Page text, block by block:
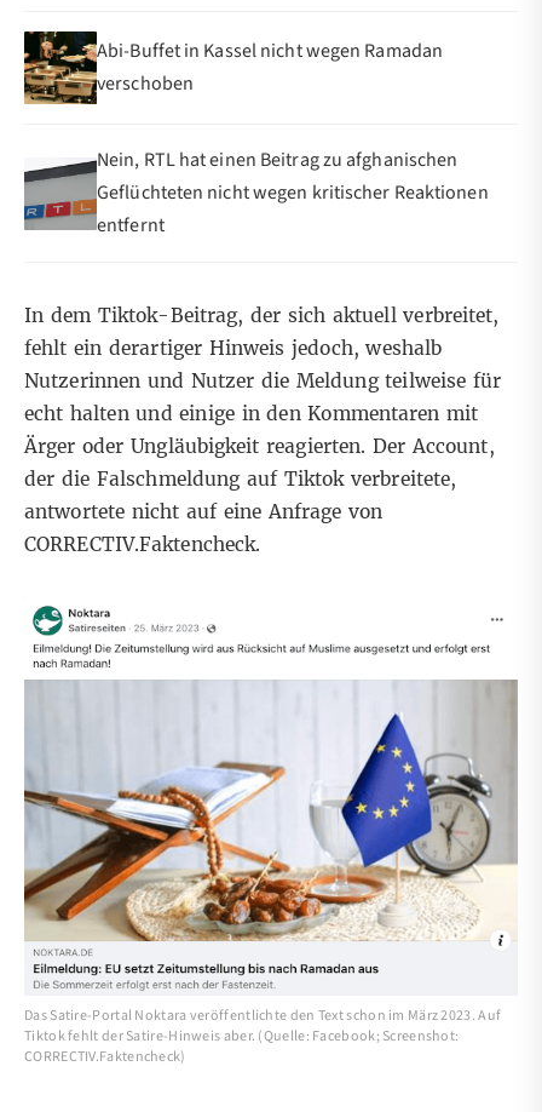
Abi-Buffet in Kassel nicht wegen Ramadan
verschoben
Nein, RTL hat einen Beitrag zu afghanischen
Geflüchteten nicht wegen kritischer Reaktionen
entfernt
In dem Tiktok-Beitrag, der sich aktuell verbreitet,
fehlt ein derartiger Hinweis jedoch, weshalb
Nutzerinnen und Nutzer die Meldung teilweise für
echt halten und einige in den Kommentaren mit
Ärger oder Ungläubigkeit reagierten. Der Account,
der die Falschmeldung auf Tiktok verbreitete,
antwortete nicht auf eine Anfrage von
CORRECTIV.Faktencheck.
Das Satire-Portal Noktara veröffentlichte den Text schon im März 2023. Auf
Tiktok fehlt der Satire-Hinweis aber. (Quelle: Facebook; Screenshot:
CORRECTIV.Faktencheck)